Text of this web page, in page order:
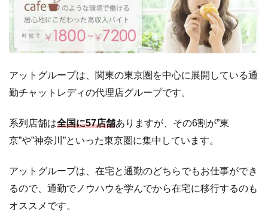
アットグループは、関東の東京圏を中心に展開している通
勤チャットレディの代理店グループです。
系列店舗は全国に57店舗ありますが、その6割が”東
京”や”神奈川”といった東京圏に集中しています。
アットグループは、在宅と通勤のどちらでもお仕事ができ
るので、通勤でノウハウを学んでから在宅に移行するのも
オススメです。